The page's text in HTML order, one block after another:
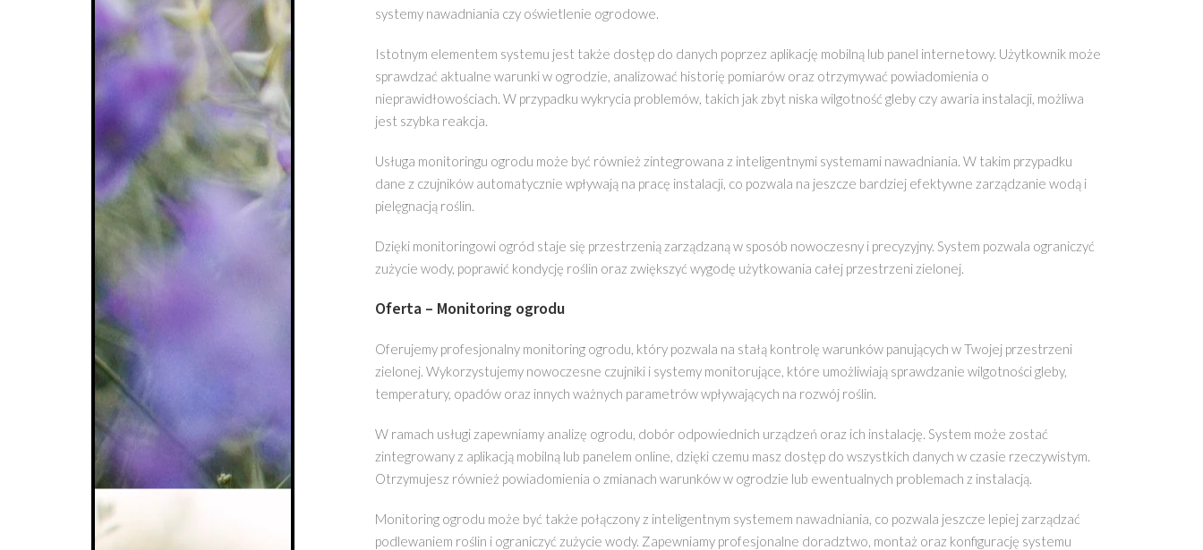
systemy nawadniania czy oświetlenie ogrodowe.
Istotnym elementem systemu jest także dostęp do danych poprzez aplikację mobilną lub panel internetowy. Użytkownik może
sprawdzać aktualne warunki w ogrodzie, analizować historię pomiarów oraz otrzymywać powiadomienia o
nieprawidłowościach. W przypadku wykrycia problemów, takich jak zbyt niska wilgotność gleby czy awaria instalacji, możliwa
jest szybka reakcja.
Usługa monitoringu ogrodu może być również zintegrowana z inteligentnymi systemami nawadniania. W takim przypadku
dane z czujników automatycznie wpływają na pracę instalacji, co pozwala na jeszcze bardziej efektywne zarządzanie wodą i
pielęgnacją roślin.
Dzięki monitoringowi ogród staje się przestrzenią zarządzaną w sposób nowoczesny i precyzyjny. System pozwala ograniczyć
zużycie wody, poprawić kondycję roślin oraz zwiększyć wygodę użytkowania całej przestrzeni zielonej.
Oferta – Monitoring ogrodu
Oferujemy profesjonalny monitoring ogrodu, który pozwala na stałą kontrolę warunków panujących w Twojej przestrzeni
zielonej. Wykorzystujemy nowoczesne czujniki i systemy monitorujące, które umożliwiają sprawdzanie wilgotności gleby,
temperatury, opadów oraz innych ważnych parametrów wpływających na rozwój roślin.
W ramach usługi zapewniamy analizę ogrodu, dobór odpowiednich urządzeń oraz ich instalację. System może zostać
zintegrowany z aplikacją mobilną lub panelem online, dzięki czemu masz dostęp do wszystkich danych w czasie rzeczywistym.
Otrzymujesz również powiadomienia o zmianach warunków w ogrodzie lub ewentualnych problemach z instalacją.
Monitoring ogrodu może być także połączony z inteligentnym systemem nawadniania, co pozwala jeszcze lepiej zarządzać
podlewaniem roślin i ograniczyć zużycie wody. Zapewniamy profesjonalne doradztwo, montaż oraz konfigurację systemu